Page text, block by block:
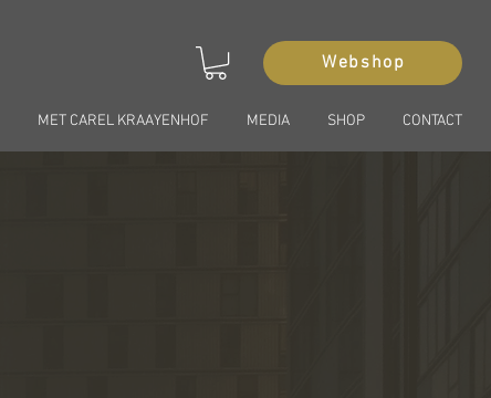
Webshop
MET CAREL KRAAYENHOF MEDIA SHOP CONTACT